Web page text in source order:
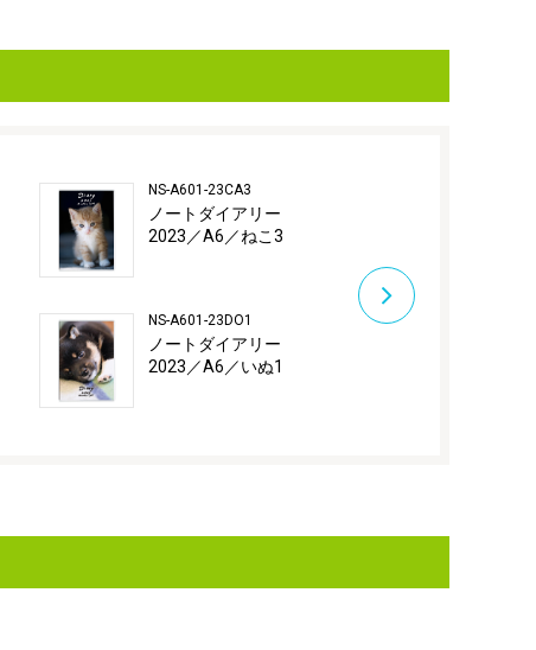
NS-A601-23CA3
ノートダイアリー
2023／A6／ねこ3
NS-A601-23DO1
ノートダイアリー
2023／A6／いぬ1